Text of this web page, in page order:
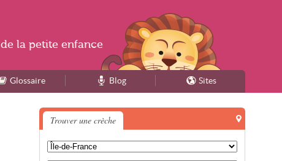
Glossaire Blog Sites
Trouver une crèche
de la petite enfance